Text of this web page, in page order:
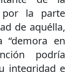
por la parte
de aquélla,
en
podría
integridad e